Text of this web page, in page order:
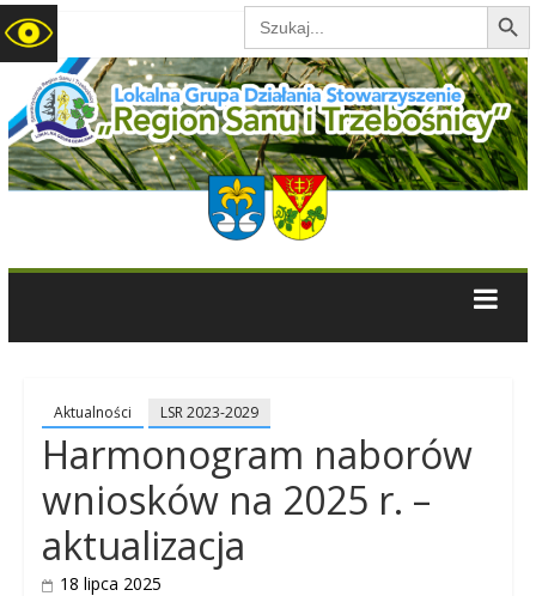
Search
for:
LGD
Aktualności LSR 2023-2029
Harmonogram naborów
wniosków na 2025 r. –
aktualizacja
18 lipca 2025